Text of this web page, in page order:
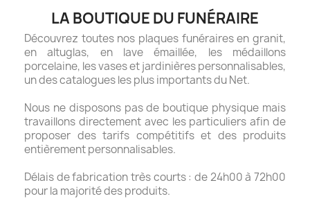
LA BOUTIQUE DU FUNÉRAIRE
Découvrez toutes nos plaques funéraires en granit,
en altuglas, en lave émaillée, les médaillons
porcelaine, les vases et jardinières personnalisables,
un des catalogues les plus importants du Net.
Nous ne disposons pas de boutique physique mais
travaillons directement avec les particuliers afin de
proposer des tarifs compétitifs et des produits
entièrement personnalisables.
Délais de fabrication très courts : de 24h00 à 72h00
pour la majorité des produits.